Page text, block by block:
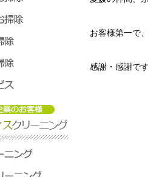
お客様第一で
感謝・感謝で